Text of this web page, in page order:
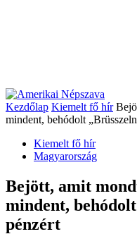
Kezdőlap Kiemelt fő hír
mindent, behódolt
Kiemelt fő hír
Magyarország
Bejött, amit
mindent,
pénzért